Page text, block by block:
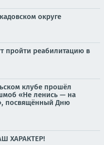
округе
пройти реабилитацию в
клубе прошёл
«Не ленись — на
посвящённый Дню
ХАРАКТЕР!